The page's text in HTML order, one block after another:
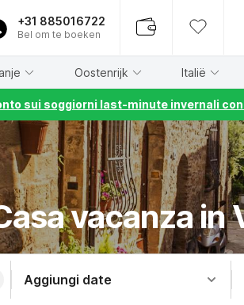
+31 885016722
Bel om te boeken
Oostenrijk Italië
sui soggiorni last-minute invernali
vacanza in
Aggiungi date